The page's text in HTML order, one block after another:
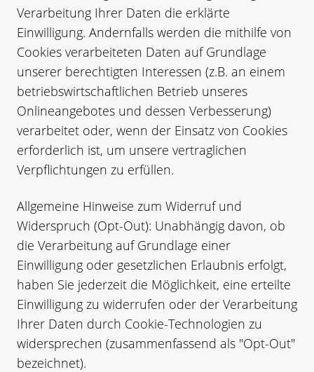
Verarbeitung Ihrer Daten die erklärte
Einwilligung. Andernfalls werden die mithilfe von
Cookies verarbeiteten Daten auf Grundlage
unserer berechtigten Interessen (z.B. an einem
betriebswirtschaftlichen Betrieb unseres
Onlineangebotes und dessen Verbesserung)
verarbeitet oder, wenn der Einsatz von Cookies
erforderlich ist, um unsere vertraglichen
Verpflichtungen zu erfüllen.
Allgemeine Hinweise zum Widerruf und
Widerspruch (Opt-Out): Unabhängig davon, ob
die Verarbeitung auf Grundlage einer
Einwilligung oder gesetzlichen Erlaubnis erfolgt,
haben Sie jederzeit die Möglichkeit, eine erteilte
Einwilligung zu widerrufen oder der Verarbeitung
Ihrer Daten durch Cookie-Technologien zu
widersprechen (zusammenfassend als "Opt-Out"
bezeichnet).